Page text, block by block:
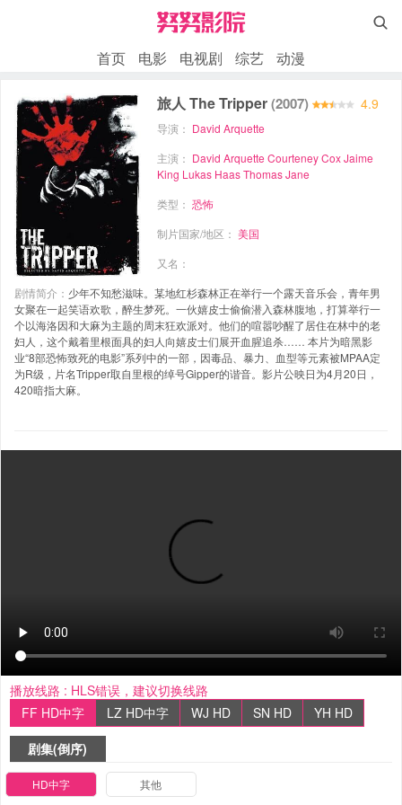

首页 电影 电视剧 综艺 动漫
旅人 The Tripper(2007) 4.9
导演： David Arquette
主演： David Arquette Courteney Cox Jaime
King Lukas Haas Thomas Jane
类型：恐怖
制片国家/地区：美国
又名：
剧情简介： 少年不知愁滋味。某地红杉森林正在举行一个露天音乐会，青年男
女聚在一起笑语欢歌，醉生梦死。一伙嬉皮士偷偷潜入森林腹地，打算举行一
个以海洛因和大麻为主题的周末狂欢派对。他们的喧嚣吵醒了居住在林中的老
妇人，这个戴着里根面具的妇人向嬉皮士们展开血腥追杀…… 本片为暗黑影
业“8部恐怖致死的电影”系列中的一部，因毒品、暴力、血型等元素被MPAA定
为R级，片名Tripper取自里根的绰号Gipper的谐音。影片公映日为4月20日，
420暗指大麻。
播放线路 : HLS错误，建议切换线路
FF HD中字
LZ HD中字 WJ HD SN HD
YH HD
剧集(倒序)
HD中字 其他